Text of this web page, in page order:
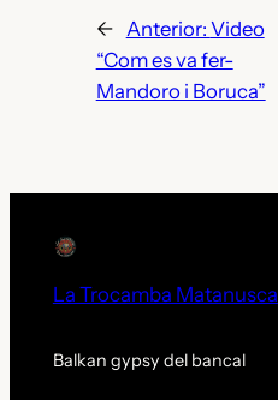
← Anterior: Video
“Com es va fer-
Mandoro i Boruca”
La Trocamba Matanusca
Balkan gypsy del bancal